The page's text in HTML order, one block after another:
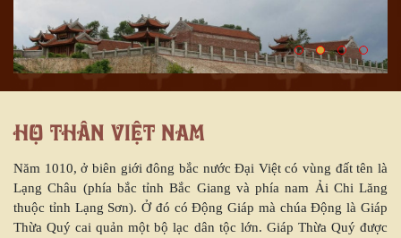
Họ Thân Việt Nam
Năm 1010, ở biên giới đông bắc nước Đại Việt có vùng đất tên là
Lạng Châu (phía bắc tỉnh Bắc Giang và phía nam Ải Chi Lăng
thuộc tỉnh Lạng Sơn). Ở đó có Động Giáp mà chúa Động là Giáp
Thừa Quý cai quản một bộ lạc dân tộc lớn. Giáp Thừa Quý được